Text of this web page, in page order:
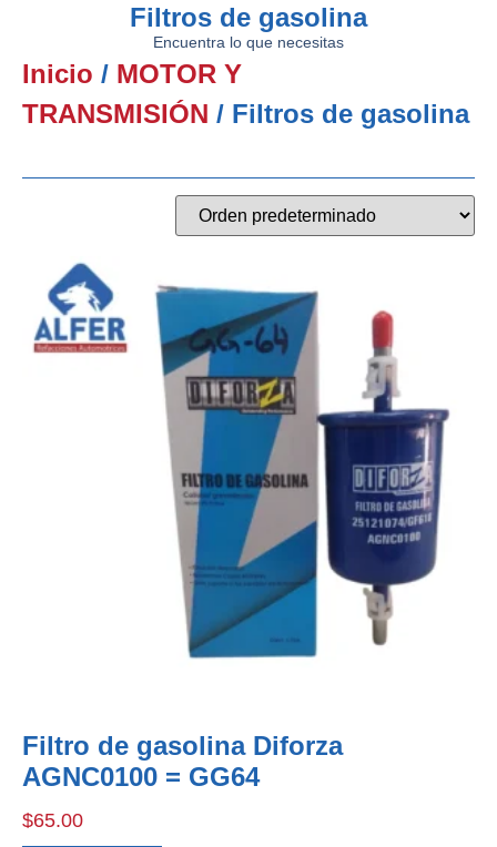
Filtros de gasolina
Encuentra lo que necesitas
Inicio / MOTOR Y
TRANSMISIÓN / Filtros de gasolina
Filtro de gasolina Diforza
AGNC0100 = GG64
$65.00